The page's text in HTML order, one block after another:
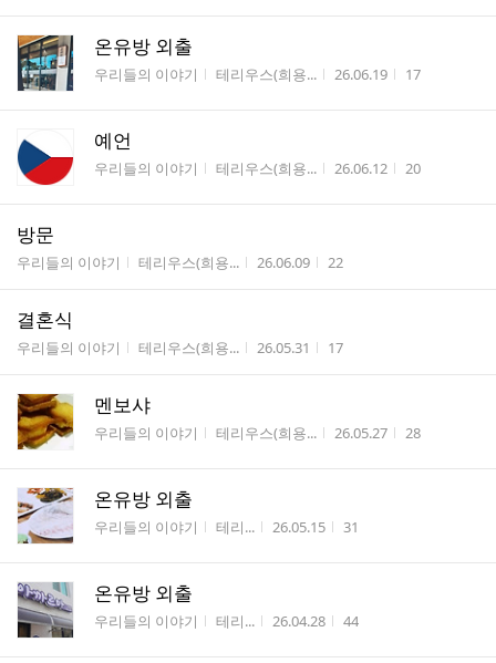
온유방 외출
게시판명
우리들의 이야기 작성자
테리우스(희용... 작성시간
26.06.19 조회수
17
예언
게시판명
우리들의 이야기 작성자
테리우스(희용... 작성시간
26.06.12 조회수
20
방문
게시판명
우리들의 이야기 작성자
테리우스(희용... 작성시간
26.06.09 조회수
22
결혼식
게시판명
우리들의 이야기 작성자
테리우스(희용... 작성시간
26.05.31 조회수
17
멘보샤
게시판명
우리들의 이야기 작성자
테리우스(희용... 작성시간
26.05.27 조회수
28
온유방 외출
게시판명
우리들의 이야기 작성자
테리... 작성시간
26.05.15 조회수
31
온유방 외출
게시판명
우리들의 이야기 작성자
테리... 작성시간
26.04.28 조회수
44